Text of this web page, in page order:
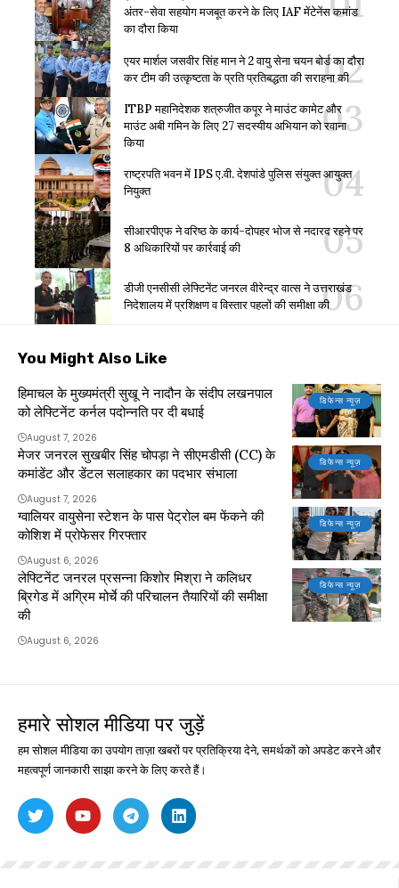
अंतर-सेवा सहयोग मजबूत करने के लिए IAF मेंटेनेंस कमांड
का दौरा किया
एयर मार्शल जसवीर सिंह मान ने 2 वायु सेना चयन बोर्ड का दौरा
कर टीम की उत्कृष्टता के प्रति प्रतिबद्धता की सराहना की
ITBP महानिदेशक शत्रुजीत कपूर ने माउंट कामेट और
माउंट अबी गमिन के लिए 27 सदस्यीय अभियान को रवाना
किया
राष्ट्रपति भवन में IPS ए.वी. देशपांडे पुलिस संयुक्त आयुक्त
नियुक्त
सीआरपीएफ ने वरिष्ठ के कार्य-दोपहर भोज से नदारद रहने पर
8 अधिकारियों पर कार्रवाई की
डीजी एनसीसी लेफ्टिनेंट जनरल वीरेन्द्र वात्स ने उत्तराखंड
निदेशालय में प्रशिक्षण व विस्तार पहलों की समीक्षा की
You Might Also Like
डिफेन्स न्यूज़
हिमाचल के मुख्यमंत्री सुखू ने नादौन के संदीप लखनपाल
को लेफ्टिनेंट कर्नल पदोन्नति पर दी बधाई
August 7, 2026
डिफेन्स न्यूज़
मेजर जनरल सुखबीर सिंह चोपड़ा ने सीएमडीसी (CC) के
कमांडेंट और डेंटल सलाहकार का पदभार संभाला
August 7, 2026
डिफेन्स न्यूज़
ग्वालियर वायुसेना स्टेशन के पास पेट्रोल बम फेंकने की
कोशिश में प्रोफेसर गिरफ्तार
August 6, 2026
डिफेन्स न्यूज़
लेफ्टिनेंट जनरल प्रसन्ना किशोर मिश्रा ने कलिधर
ब्रिगेड में अग्रिम मोर्चे की परिचालन तैयारियों की समीक्षा
की
August 6, 2026
हमारे सोशल मीडिया पर जुड़ें
हम सोशल मीडिया का उपयोग ताज़ा खबरों पर प्रतिक्रिया देने, समर्थकों को अपडेट करने और
महत्वपूर्ण जानकारी साझा करने के लिए करते हैं।